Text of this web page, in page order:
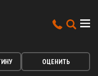
ОЦЕНИТЬ